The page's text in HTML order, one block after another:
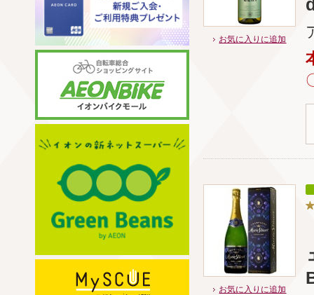
お気に入りに追加
お気に入りに追加